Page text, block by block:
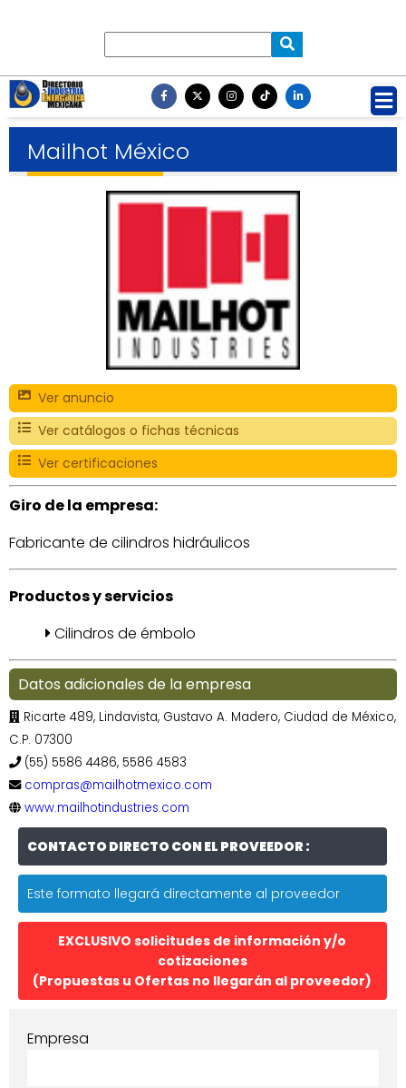
Mailhot México
Ver anuncio
Ver catálogos o fichas técnicas
Ver certificaciones
Giro de la empresa:
Fabricante de cilindros hidráulicos
Productos y servicios
Cilindros de émbolo
Datos adicionales de la empresa
Ricarte 489, Lindavista, Gustavo A. Madero, Ciudad de México,
C.P. 07300
(55) 5586 4486, 5586 4583
compras@mailhotmexico.com
www.mailhotindustries.com
CONTACTO DIRECTO CON EL PROVEEDOR :
Este formato llegará directamente al proveedor
EXCLUSIVO solicitudes de información y/o
cotizaciones
(Propuestas u Ofertas no llegarán al proveedor)
Empresa